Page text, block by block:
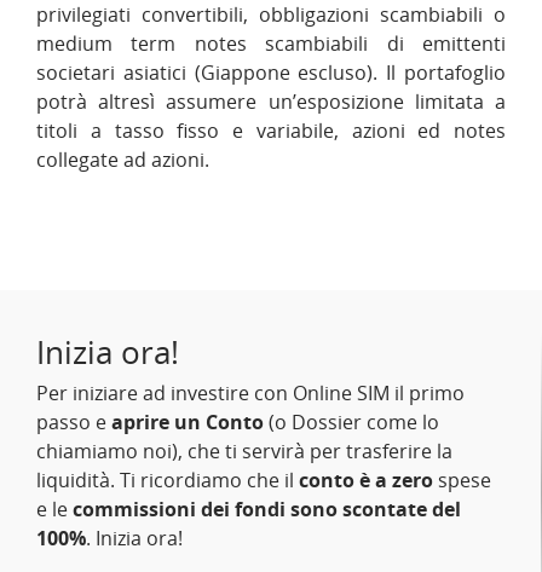
privilegiati convertibili, obbligazioni scambiabili o
medium term notes scambiabili di emittenti
societari asiatici (Giappone escluso). Il portafoglio
potrà altresì assumere un’esposizione limitata a
titoli a tasso fisso e variabile, azioni ed notes
collegate ad azioni.
Inizia ora!
Per iniziare ad investire con Online SIM il primo
passo eaprire un Conto(o Dossier come lo
chiamiamo noi), che ti servirà per trasferire la
liquidità. Ti ricordiamo che il conto è a zero spese
e lecommissioni dei fondi sono scontate del
100%. Inizia ora!